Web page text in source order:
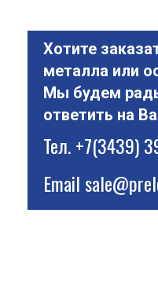
Хотите
металла или
Мы будем
ответить на
Тел.+7(3439)
Email